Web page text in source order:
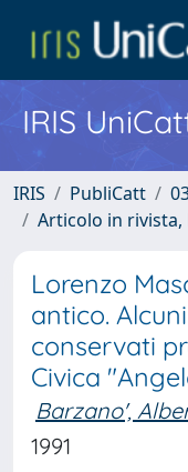
IRIS
IRIS PubliCatt
Articolo in rivista,
Lorenzo
antico.
conservati
Civica
Barzano',
1991